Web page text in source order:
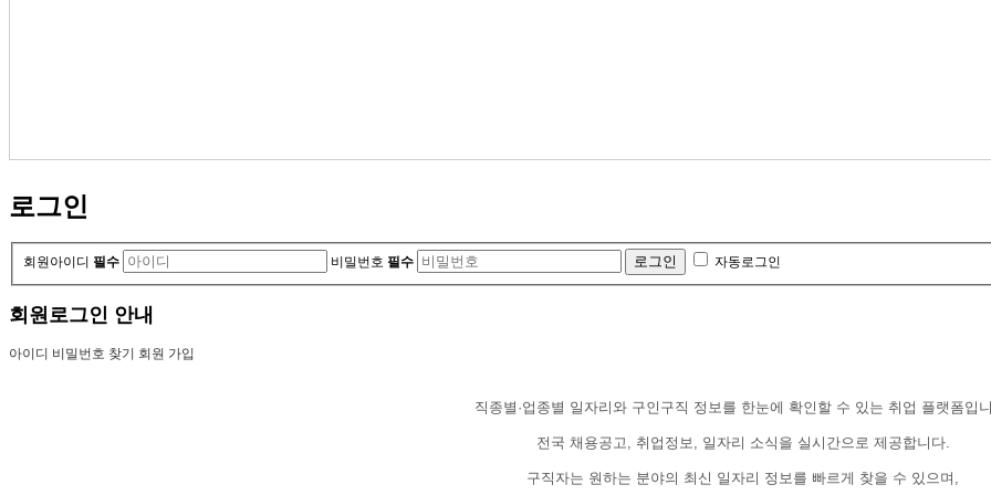
로그인
회원아이디 필수 비밀번호 필수 자동로그인
회원로그인 안내
아이디 비밀번호 찾기 회원 가입
직종별·업종별 일자리와 구인구직 정보를 한눈에 확인할 수 있는 취업 플랫폼입
전국 채용공고, 취업정보, 일자리 소식을 실시간으로 제공합니다.
구직자는 원하는 분야의 최신 일자리 정보를 빠르게 찾을 수 있으며,